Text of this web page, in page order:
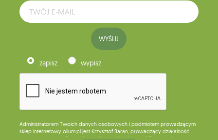
WYŚLIJ
zapisz wypisz
Administratorem Twoich danych osobowych i podmiotem prowadzącym
sklep internetowy olium.pl jest Krzysztof Baran, prowadzący działalność